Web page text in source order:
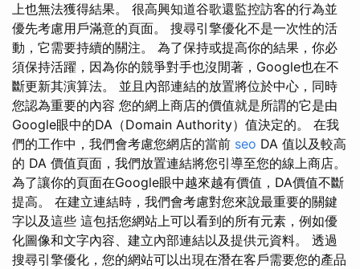
上也無法獲得結果。 很高興知道谷歌還監控訪客的行為並
優先考慮用戶滿意的頁面。 搜尋引擎優化不是一次性的活
動，它需要持續的關注。 為了保持或提高你的結果，你必
須保持活躍，因為你的競爭對手也沒閒著，Google也在不
斷更新其演算法。 並且內部連結的放置將位於中心，同時
您認為重要的內容 您的網上商店的價值就是所謂的它是由
Google眼中的DA（Domain Authority）值決定的。 在我
們的工作中，我們會考慮您網店的當前 seo DA 值以及較高
的 DA 價值頁面，我們放置連結將您引導至您的線上商店。
為了讓你的頁面在Google眼中越來越有價值，DA價值不斷
提高。 在建立連結時，我們會考慮對您來說最重要的關鍵
字以及這些 這包括您網站上可以看到的所有元素，例如優
化圖像和文字內容、建立內部連結以及提供元資料。 透過
搜尋引擎優化，您的網站可以出現在潛在客戶需要您的產品